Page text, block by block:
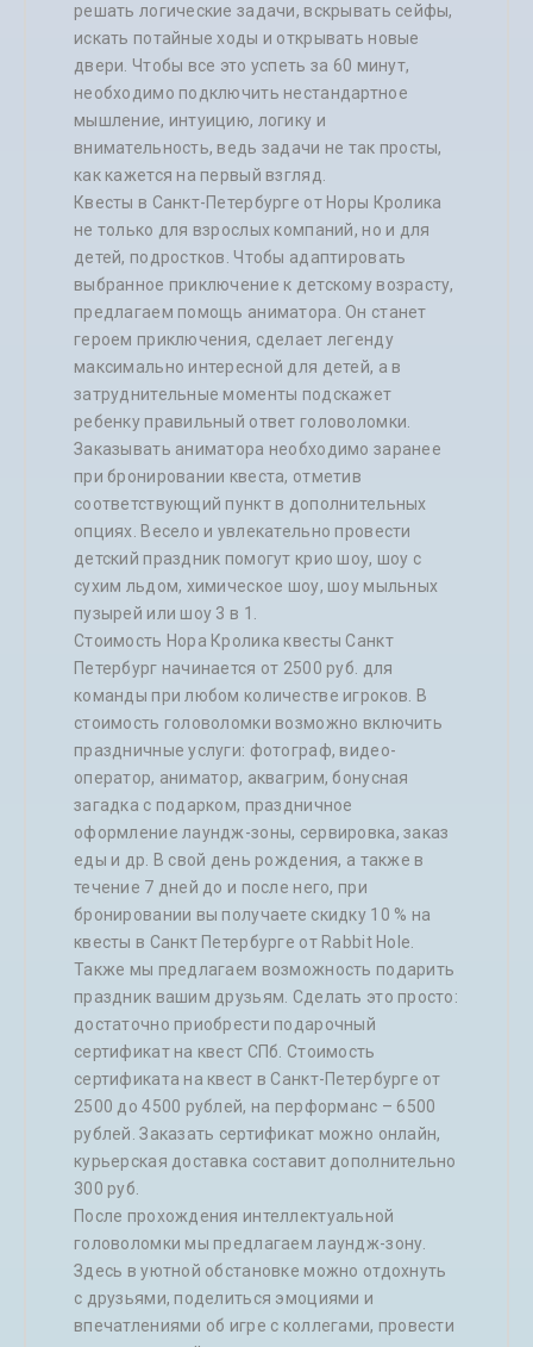
семьи. Уровень
«перформанс» - это игра с
актером, что создает
максимальный эффект
погружения в атмосферу
ужаса. Принимать участие
в нем могут только
молодые люди, старше 18
лет. Для детей младше 14
лет квест запрещен.
решать логические задачи, вскрывать сейфы,
искать потайные ходы и открывать новые
двери. Чтобы все это успеть за 60 минут,
необходимо подключить нестандартное
мышление, интуицию, логику и
внимательность, ведь задачи не так просты,
как кажется на первый взгляд.
Квесты в Санкт-Петербурге от Норы Кролика
не только для взрослых компаний, но и для
детей, подростков. Чтобы адаптировать
выбранное приключение к детскому возрасту,
предлагаем помощь аниматора. Он станет
героем приключения, сделает легенду
максимально интересной для детей, а в
затруднительные моменты подскажет
ребенку правильный ответ головоломки.
Заказывать аниматора необходимо заранее
при бронировании квеста, отметив
соответствующий пункт в дополнительных
опциях. Весело и увлекательно провести
детский праздник помогут крио шоу, шоу с
сухим льдом, химическое шоу, шоу мыльных
пузырей или шоу 3 в 1.
Стоимость Нора Кролика квесты Санкт
Петербург начинается от 2500 руб. для
команды при любом количестве игроков. В
стоимость головоломки возможно включить
праздничные услуги: фотограф, видео-
оператор, аниматор, аквагрим, бонусная
загадка с подарком, праздничное
оформление лаундж-зоны, сервировка, заказ
еды и др. В свой день рождения, а также в
течение 7 дней до и после него, при
бронировании вы получаете скидку 10 % на
квесты в Санкт Петербурге от Rabbit Hole.
Также мы предлагаем возможность подарить
праздник вашим друзьям. Сделать это просто:
достаточно приобрести подарочный
сертификат на квест СПб. Стоимость
сертификата на квест в Санкт-Петербурге от
2500 до 4500 рублей, на перформанс – 6500
рублей. Заказать сертификат можно онлайн,
курьерская доставка составит дополнительно
300 руб.
После прохождения интеллектуальной
головоломки мы предлагаем лаундж-зону.
Здесь в уютной обстановке можно отдохнуть
с друзьями, поделиться эмоциями и
впечатлениями об игре с коллегами, провести